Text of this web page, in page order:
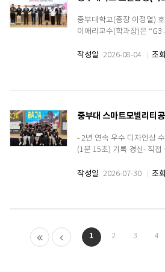
중부대학교(총장 이정열)
이애리교수(학과장)은
향을 설계하는 플랫폼 역할
확충과..
작성일 2026-08-04 조
- 2년 연속 우수 디자인상
(1분 15초) 기록 경신- 직
교(총장 이정열) 스마트모
「2026 제20..
작성일 2026-07-30 조
1 2 3 4